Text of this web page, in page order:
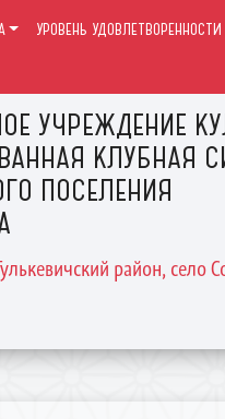
УЧРЕЖДЕНИЕ
КЛУБНАЯ
ПОСЕЛЕНИЯ
район, село
УРОВЕНЬ